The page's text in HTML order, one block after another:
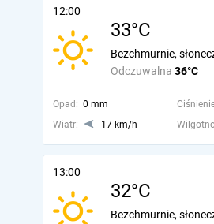
12:00
33°C
Odczuwalna 36°C
Bezchmurnie,
Opad: 0 mm
Wiatr:
17 km/h
13:00
32°C
Bezchmurnie,